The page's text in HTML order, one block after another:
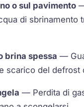
o sul pavimento
di sbrinamento
brina spessa —
scarico del defrost
— Perdita di